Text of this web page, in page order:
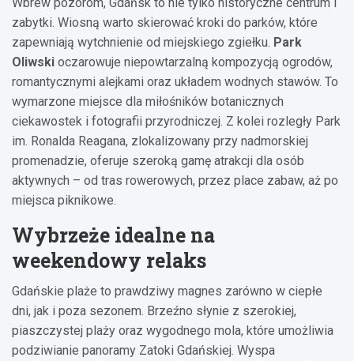
zabytki. Wiosną warto skierować kroki do parków, które
zapewniają wytchnienie od miejskiego zgiełku. Park
Oliwski oczarowuje niepowtarzalną kompozycją ogrodów,
romantycznymi alejkami oraz układem wodnych stawów. To
wymarzone miejsce dla miłośników botanicznych
ciekawostek i fotografii przyrodniczej. Z kolei rozległy Park
im. Ronalda Reagana, zlokalizowany przy nadmorskiej
promenadzie, oferuje szeroką gamę atrakcji dla osób
aktywnych – od tras rowerowych, przez place zabaw, aż po
miejsca piknikowe.
Wybrzeże idealne na
weekendowy relaks
Gdańskie plaże to prawdziwy magnes zarówno w ciepłe
dni, jak i poza sezonem. Brzeźno słynie z szerokiej,
piaszczystej plaży oraz wygodnego mola, które umożliwia
podziwianie panoramy Zatoki Gdańskiej. Wyspa